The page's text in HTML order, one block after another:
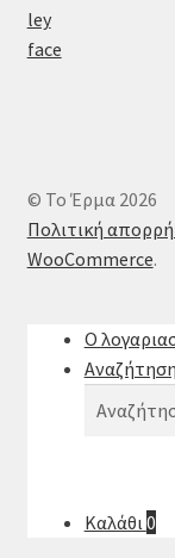
© Το Έρμα 2026
Πολιτική
WooCommerce.
Ο
Αναζήτηση
Αναζήτηση
Αναζήτηση
Καλάθι 0